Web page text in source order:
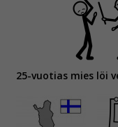
25-vuotias mies löi